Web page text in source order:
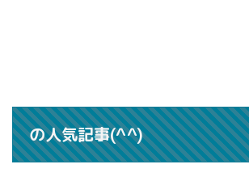
の人気記事(^^)